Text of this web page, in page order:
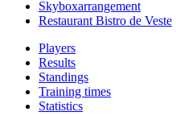
Skyboxarrangement
Restaurant Bistro de Veste
Players
Results
Standings
Training times
Statistics